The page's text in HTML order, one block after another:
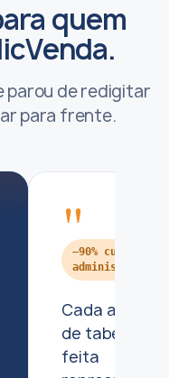
quem
parou de redigitar
para frente.
"
−90% custo
administrativo
Cada
de tabela era
feita